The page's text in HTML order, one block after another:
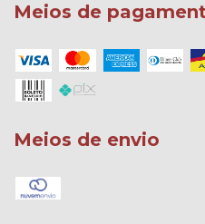
Meios de
Meios de envio